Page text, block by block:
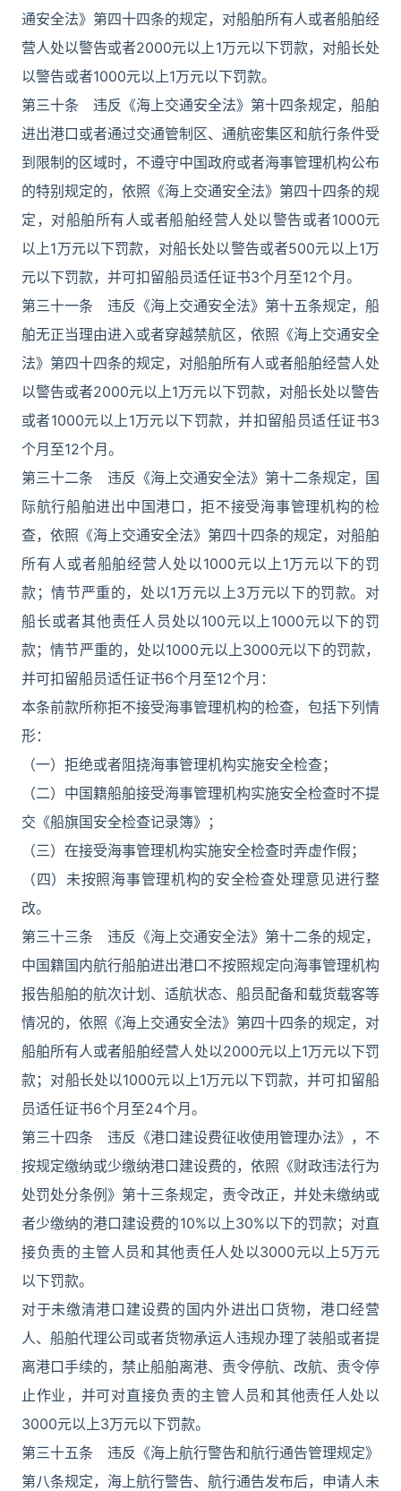
通安全法》第四十四条的规定，对船舶所有人或者船舶经
营人处以警告或者2000元以上1万元以下罚款，对船长处
以警告或者1000元以上1万元以下罚款。
第三十条 违反《海上交通安全法》第十四条规定，船舶
进出港口或者通过交通管制区、通航密集区和航行条件受
到限制的区域时，不遵守中国政府或者海事管理机构公布
的特别规定的，依照《海上交通安全法》第四十四条的规
定，对船舶所有人或者船舶经营人处以警告或者1000元
以上1万元以下罚款，对船长处以警告或者500元以上1万
元以下罚款，并可扣留船员适任证书3个月至12个月。
第三十一条 违反《海上交通安全法》第十五条规定，船
舶无正当理由进入或者穿越禁航区，依照《海上交通安全
法》第四十四条的规定，对船舶所有人或者船舶经营人处
以警告或者2000元以上1万元以下罚款，对船长处以警告
或者1000元以上1万元以下罚款，并扣留船员适任证书3
个月至12个月。
第三十二条 违反《海上交通安全法》第十二条规定，国
际航行船舶进出中国港口，拒不接受海事管理机构的检
查，依照《海上交通安全法》第四十四条的规定，对船舶
所有人或者船舶经营人处以1000元以上1万元以下的罚
款；情节严重的，处以1万元以上3万元以下的罚款。对
船长或者其他责任人员处以100元以上1000元以下的罚
款；情节严重的，处以1000元以上3000元以下的罚款，
并可扣留船员适任证书6个月至12个月：
本条前款所称拒不接受海事管理机构的检查，包括下列情
形：
（一）拒绝或者阻挠海事管理机构实施安全检查；
（二）中国籍船舶接受海事管理机构实施安全检查时不提
交《船旗国安全检查记录簿》；
（三）在接受海事管理机构实施安全检查时弄虚作假；
（四）未按照海事管理机构的安全检查处理意见进行整
改。
第三十三条 违反《海上交通安全法》第十二条的规定，
中国籍国内航行船舶进出港口不按照规定向海事管理机构
报告船舶的航次计划、适航状态、船员配备和载货载客等
情况的，依照《海上交通安全法》第四十四条的规定，对
船舶所有人或者船舶经营人处以2000元以上1万元以下罚
款；对船长处以1000元以上1万元以下罚款，并可扣留船
员适任证书6个月至24个月。
第三十四条 违反《港口建设费征收使用管理办法》，不
按规定缴纳或少缴纳港口建设费的，依照《财政违法行为
处罚处分条例》第十三条规定，责令改正，并处未缴纳或
者少缴纳的港口建设费的10%以上30%以下的罚款；对直
接负责的主管人员和其他责任人处以3000元以上5万元
以下罚款。
对于未缴清港口建设费的国内外进出口货物，港口经营
人、船舶代理公司或者货物承运人违规办理了装船或者提
离港口手续的，禁止船舶离港、责令停航、改航、责令停
止作业，并可对直接负责的主管人员和其他责任人处以
3000元以上3万元以下罚款。
第三十五条 违反《海上航行警告和航行通告管理规定》
第八条规定，海上航行警告、航行通告发布后，申请人未